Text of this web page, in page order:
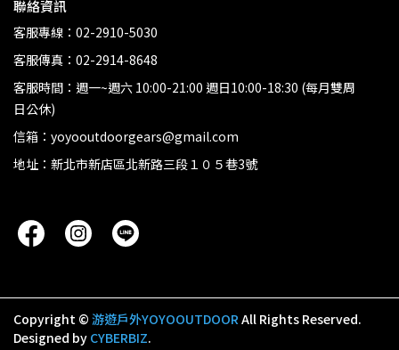
聯絡資訊
客服專線：02-2910-5030
客服傳真：02-2914-8648
客服時間：週一~週六 10:00-21:00 週日10:00-18:30 (每月雙周
日公休)
信箱：yoyooutdoorgears@gmail.com
地址：新北市新店區北新路三段１０５巷3號
Copyright © 游遊戶外YOYOOUTDOORAll Rights Reserved.
Designed by CYBERBIZ.